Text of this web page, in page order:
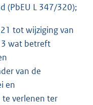
(PbEU L 347/320);
tot wijziging van
wat betreft
van de
en
verlenen ter